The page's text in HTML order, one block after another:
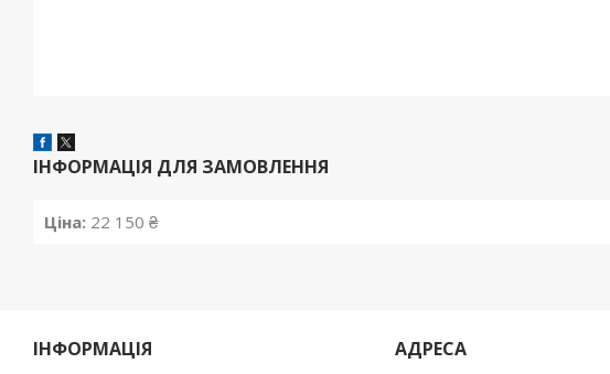
ІНФОРМАЦІЯ ДЛЯ ЗАМОВЛЕННЯ
Ціна: 22 150 ₴
ІНФОРМАЦІЯ АДРЕСА